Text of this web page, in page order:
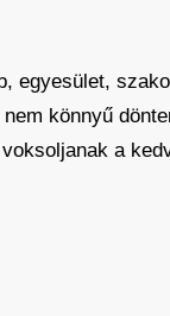
egyesület,
könnyű
a